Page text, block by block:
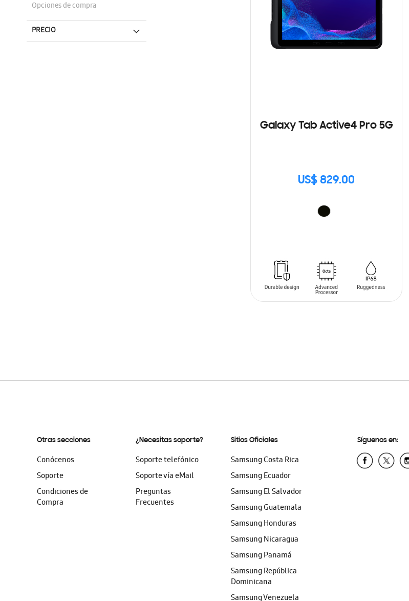
Galaxy Tab Active4 Pro 5G
US$ 829.00
Opciones de compra
PRECIO
Otras secciones
Conócenos
Soporte
Condiciones de
Compra
¿Necesitas soporte?
Soporte telefónico
Soporte vía eMail
Preguntas
Frecuentes
Sitios Oficiales
Samsung Costa Rica
Samsung Ecuador
Samsung El Salvador
Samsung Guatemala
Samsung Honduras
Samsung Nicaragua
Samsung Panamá
Samsung República
Dominicana
Samsung Venezuela
Síguenos en: